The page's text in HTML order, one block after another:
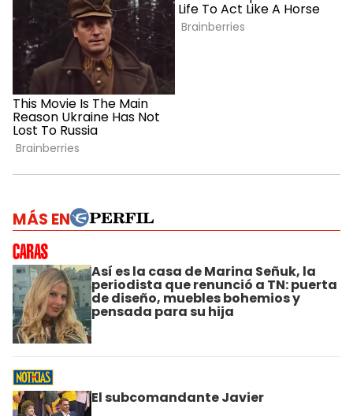
MÁS EN
Así es la casa de Marina Señuk, la
periodista que renunció a TN: puerta
de diseño, muebles bohemios y
pensada para su hija
El subcomandante Javier